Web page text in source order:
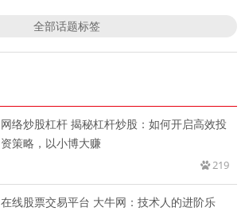
全部话题标签
网络炒股杠杆 揭秘杠杆炒股：如何开启高效投
资策略，以小博大赚
219
在线股票交易平台 大牛网：技术人的进阶乐